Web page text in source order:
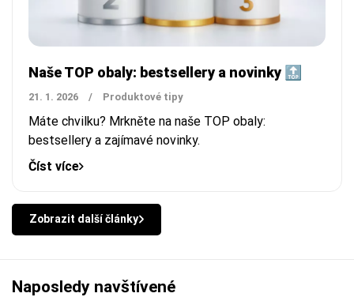
Naše TOP obaly: bestsellery a novinky 🔝
21. 1. 2026 / Produktové tipy
Máte chvilku? Mrkněte na naše TOP obaly:
bestsellery a zajímavé novinky.
Číst více
Zobrazit další články
Naposledy navštívené